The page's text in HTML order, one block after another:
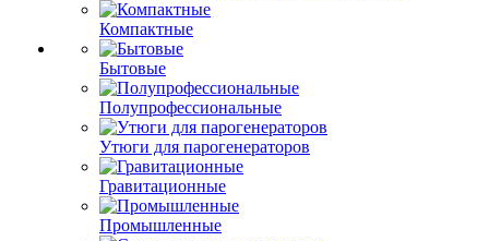
Компактные
Бытовые
Полупрофессиональные
Утюги для парогенераторов
Гравитационные
Промышленные